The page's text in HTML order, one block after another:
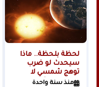
لحظة بلحظة.. ماذا
سيحدث لو ضرب
توهج شمسي لا
تتحمله البشرية
منذ سنة واحدة